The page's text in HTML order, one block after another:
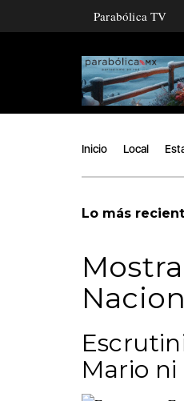
Parabólica TV
Inicio Local
Lo más
Mario ni